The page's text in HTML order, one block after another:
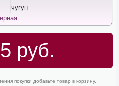
чугун
руб.
покупки добавьте товар в корзину.